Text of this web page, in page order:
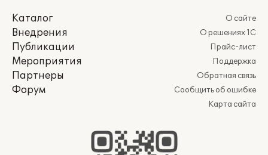
Каталог
Внедрения
Публикации
Мероприятия
Партнеры
Форум
О сайте
О решениях 1С
Прайс-лист
Поддержка
Обратная связь
Сообщить об ошибке
Карта сайта